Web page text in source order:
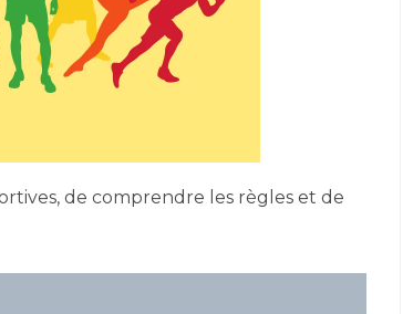
de comprendre les règles et de